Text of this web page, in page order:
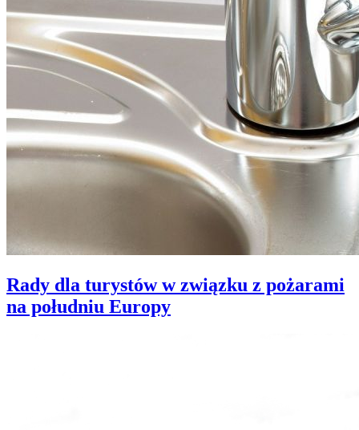
Rady dla turystów w związku z pożarami
na południu Europy